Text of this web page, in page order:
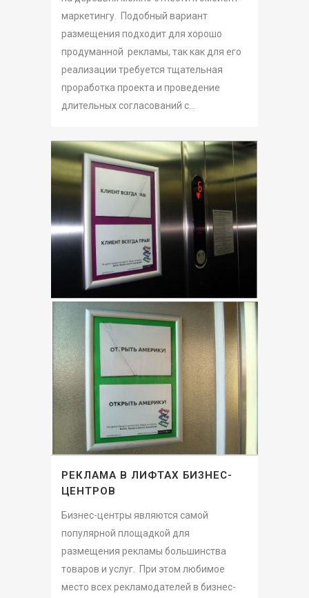
маркетингу. Подобный вариант
размещения подходит для хорошо
продуманной рекламы, так как для его
реализации требуется тщательная
проработка проекта и проведение
длительных согласований с...
РЕКЛАМА В ЛИФТАХ БИЗНЕС-
ЦЕНТРОВ
Бизнес-центры являются самой
популярной площадкой для
размещения рекламы большинства
товаров и услуг. При этом любимое
место всех рекламодателей в бизнес-